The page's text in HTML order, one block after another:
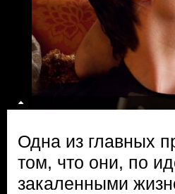
Одна из главных
том, что они, по
закаленными